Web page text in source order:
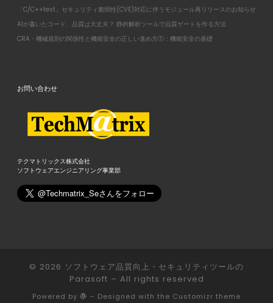
「C/C++test」セキュリティ脆弱性(CVE)対応に伴うモジュール再リリースのお知らせ
AIが書いたコード、品質は大丈夫？ 静的解析ツールで品質ゲートを作る方法
CRA・機械規則の関係性と機能安全の正しい進め方①：機能安全の基礎
お問い合わせ
テクマトリックス株式会社
ソフトウェアエンジニアリング事業部
© 2026 ソフトウェア品質向上・セキュリティツールの
Parasoft – All rights reserved
Powered by – Designed with the Customizr theme